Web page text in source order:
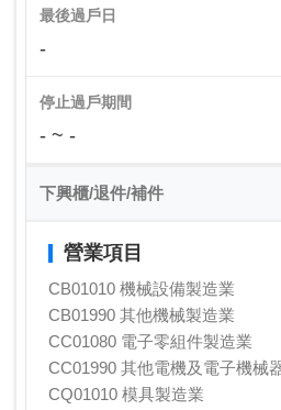
最後過戶日
-
停止過戶期間
- ~ -
下興櫃/退件/補件
營業項目
CB01010 機械設備製造業
CB01990 其他機械製造業
CC01080 電子零組件製造業
CC01990 其他電機及電子機械
CQ01010 模具製造業